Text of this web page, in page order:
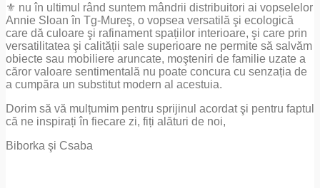
⚜ nu în ultimul rând suntem mândrii distribuitori ai vopselelor
Annie Sloan în Tg-Mureş, o vopsea versatilă şi ecologică
care dă culoare şi rafinament spațiilor interioare, şi care prin
versatilitatea şi calității sale superioare ne permite să salvăm
obiecte sau mobiliere aruncate, moşteniri de familie uzate a
căror valoare sentimentală nu poate concura cu senzația de
a cumpăra un substitut modern al acestuia.
Dorim să vă mulțumim pentru sprijinul acordat şi pentru faptul
că ne inspirați în fiecare zi, fiți alături de noi,
Biborka şi Csaba